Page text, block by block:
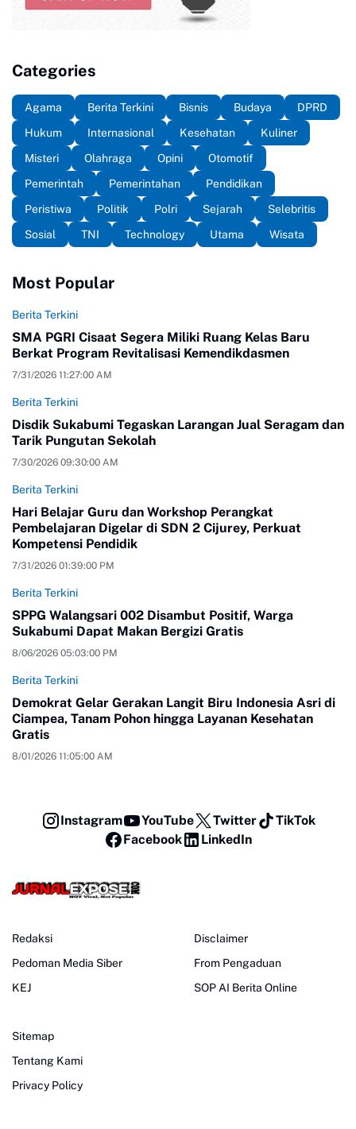
Categories
Agama Berita Terkini Bisnis Budaya
DPRD
Hukum
Internasional Kesehatan
Kuliner
Misteri
Olahraga Opini
Otomotif
Pemerintah
Pemerintahan
Pendidikan
Peristiwa
Politik Polri Sejarah
Selebritis
Sosial
TNI Technology Utama Wisata
Most Popular
Berita Terkini
SMA PGRI Cisaat Segera Miliki Ruang Kelas Baru
Berkat Program Revitalisasi Kemendikdasmen
7/31/2026 11:27:00 AM
Berita Terkini
Disdik Sukabumi Tegaskan Larangan Jual Seragam dan
Tarik Pungutan Sekolah
7/30/2026 09:30:00 AM
Berita Terkini
Hari Belajar Guru dan Workshop Perangkat
Pembelajaran Digelar di SDN 2 Cijurey, Perkuat
Kompetensi Pendidik
7/31/2026 01:39:00 PM
Berita Terkini
SPPG Walangsari 002 Disambut Positif, Warga
Sukabumi Dapat Makan Bergizi Gratis
8/06/2026 05:03:00 PM
Berita Terkini
Demokrat Gelar Gerakan Langit Biru Indonesia Asri di
Ciampea, Tanam Pohon hingga Layanan Kesehatan
Gratis
8/01/2026 11:05:00 AM
Instagram YouTube Twitter
TikTok
Facebook
LinkedIn
Redaksi
Pedoman Media Siber
KEJ
Disclaimer
From Pengaduan
SOP AI Berita Online
Sitemap
Tentang Kami
Privacy Policy